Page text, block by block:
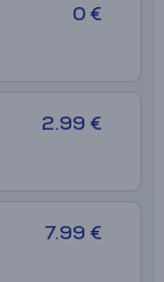
0 €
2.99 €
7.99 €